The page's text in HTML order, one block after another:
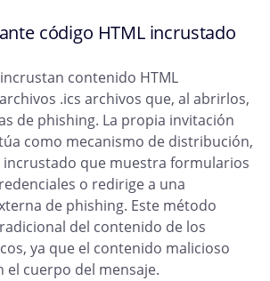
código HTML incrustado
contenido HTML
.ics archivos que, al abrirlos,
de phishing. La propia invitación
como mecanismo de distribución,
incrustado que muestra formularios
o redirige a una
de phishing. Este método
del contenido de los
ya que el contenido malicioso
el cuerpo del mensaje.